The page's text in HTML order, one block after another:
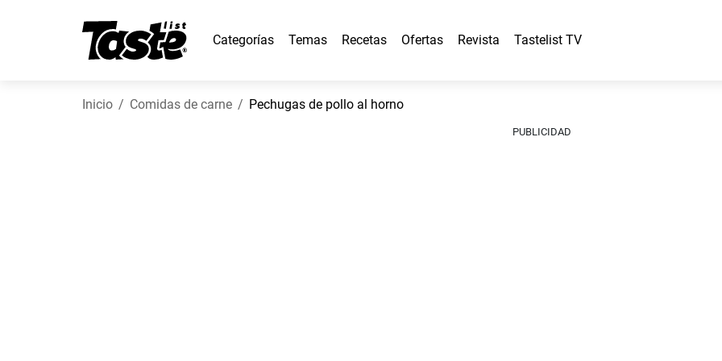
Categorías Temas Recetas Ofertas Revista Tastelist TV
Inicio Comidas de carne Pechugas de pollo al horno
PUBLICIDAD